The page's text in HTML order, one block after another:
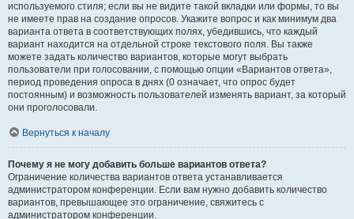
используемого стиля; если вы не видите такой вкладки или формы, то вы
не имеете прав на создание опросов. Укажите вопрос и как минимум два
варианта ответа в соответствующих полях, убедившись, что каждый
вариант находится на отдельной строке текстового поля. Вы также
можете задать количество вариантов, которые могут выбрать
пользователи при голосовании, с помощью опции «Вариантов ответа»,
период проведения опроса в днях (0 означает, что опрос будет
постоянным) и возможность пользователей изменять вариант, за который
они проголосовали.
Вернуться к началу
Почему я не могу добавить больше вариантов ответа?
Ограничение количества вариантов ответа устанавливается
администратором конференции. Если вам нужно добавить количество
вариантов, превышающее это ограничение, свяжитесь с
администратором конференции.